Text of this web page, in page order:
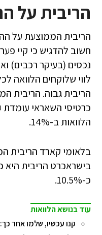
הריבית על
הריבית הממוצעת על
חשוב להדגיש כי קיי
נכסים (בעיקר רכבים)
לווי שלוקחים הלוואה
הריבית גבוה. הריבית
הלוואות ב-14%.
כ-10.5%.
עוד בנושא הלוואות
קנו עכשיו, שלמו אחר